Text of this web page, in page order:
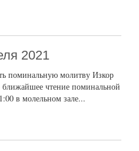
2021
поминальную молитву Изкор
чтение поминальной
в молельном зале...